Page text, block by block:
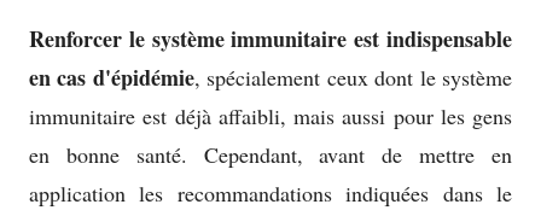
Renforcer le système immunitaire est indispensable
en cas d'épidémie, spécialement ceux dont le système
immunitaire est déjà affaibli, mais aussi pour les gens
en bonne santé. Cependant, avant de mettre en
application les recommandations indiquées dans le